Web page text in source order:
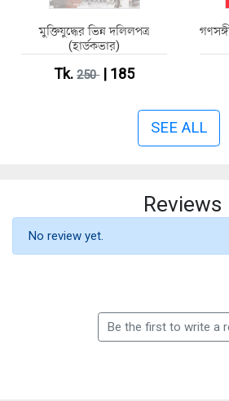
মুক্তিযুদ্ধের ভিন্ন দলিলপত্র
(হার্ডকভার)
Tk.250| 185
SEE ALL
Reviews
No review yet.
Be the first to write a